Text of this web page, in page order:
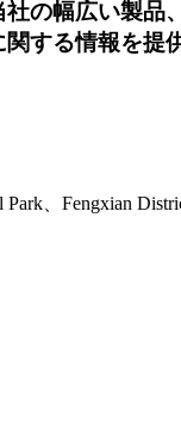
の幅広い製
する情報を提
、Fengxian